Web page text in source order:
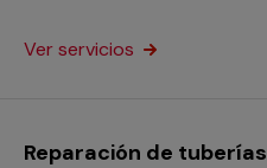
Ver servicios
Reparación de tuberías